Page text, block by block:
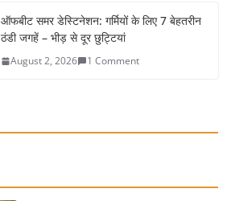
ऑफबीट समर डेस्टिनेशन: गर्मियों के लिए 7 बेहतरीन
ठंडी जगहें – भीड़ से दूर छुट्टियां
August 2, 2026 1 Comment